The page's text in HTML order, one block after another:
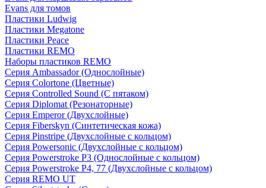
Evans для томов
Пластики Ludwig
Пластики Megatone
Пластики Peace
Пластики REMO
Наборы пластиков REMO
Серия Ambassador (Однослойные)
Серия Colortone (Цветные)
Серия Controlled Sound (С пятаком)
Серия Diplomat (Резонаторные)
Серия Emperor (Двухслойные)
Серия Fiberskyn (Синтетическая кожа)
Серия Pinstripe (Двухслойные с кольцом)
Серия Powersonic (Двухслойные с кольцом)
Серия Powerstroke P3 (Однослойные с кольцом)
Серия Powerstroke P4, 77 (Двухслойные с кольцом)
Серия REMO UT